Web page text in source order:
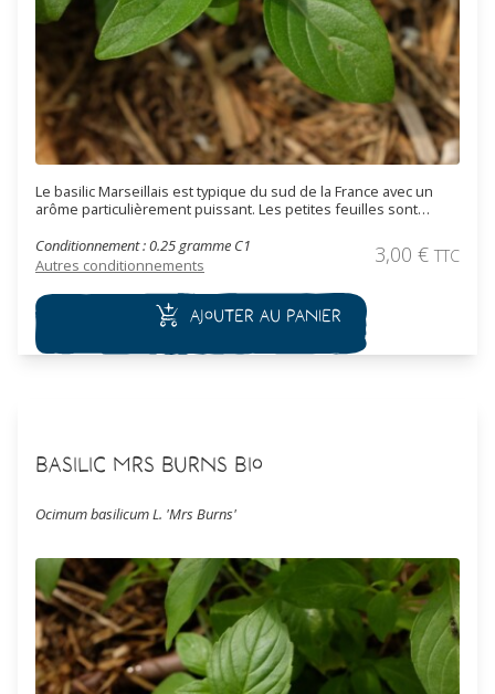
Le basilic Marseillais est typique du sud de la France avec un
arôme particulièrement puissant. Les petites feuilles sont
graines.
Conditionnement : 0.25 gramme C1
Autres conditionnements
3,00 € TTC
Ajouter au panier
Basilic Mrs Burns Bio
Ocimum basilicum L. 'Mrs Burns'